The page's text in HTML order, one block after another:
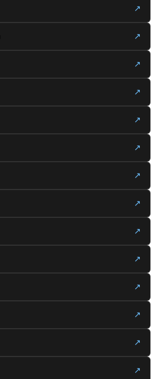
↗
↗
↗
↗
↗
↗
↗
↗
↗
↗
↗
↗
↗
↗